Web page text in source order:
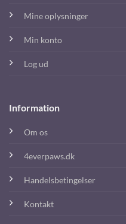
Mine oplysninger
Min konto
Log ud
Information
Om os
4everpaws.dk
Handelsbetingelser
Kontakt